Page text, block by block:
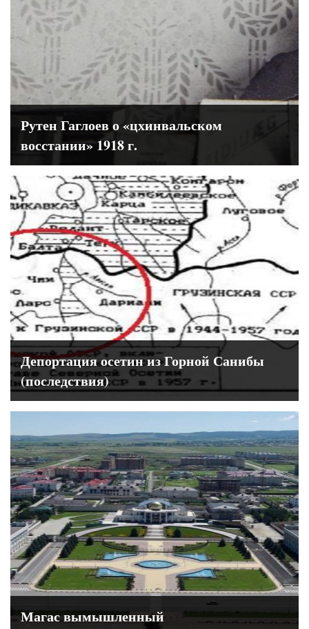
Рутен Гаглоев о «цхинвальском
восстании» 1918 г.
Депортация осетин из Горной Санибы
(последствия)
Магас вымышленный